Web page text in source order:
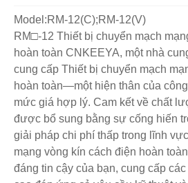
Model:RM-12(C);RM-12(V)
RM□-12 Thiết bị chuyển mạch
hoàn toàn CNKEEYA, một nhà
cung cấp Thiết bị chuyển mạch
hoàn toàn—một hiện thân của
mức giá hợp lý. Cam kết về chất
được bổ sung bằng sự cống hiến
giải pháp chi phí thấp trong lĩnh
mạng vòng kín cách điện hoàn
đáng tin cậy của bạn, cung cấp